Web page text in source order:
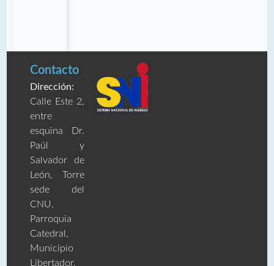
Contacto
Dirección:
Calle Este 2,
entre
esquina Dr.
Paúl y
Salvador de
León, Torre
sede del
CNU,
Parroquia
Catedral,
Municipio
Libertador.